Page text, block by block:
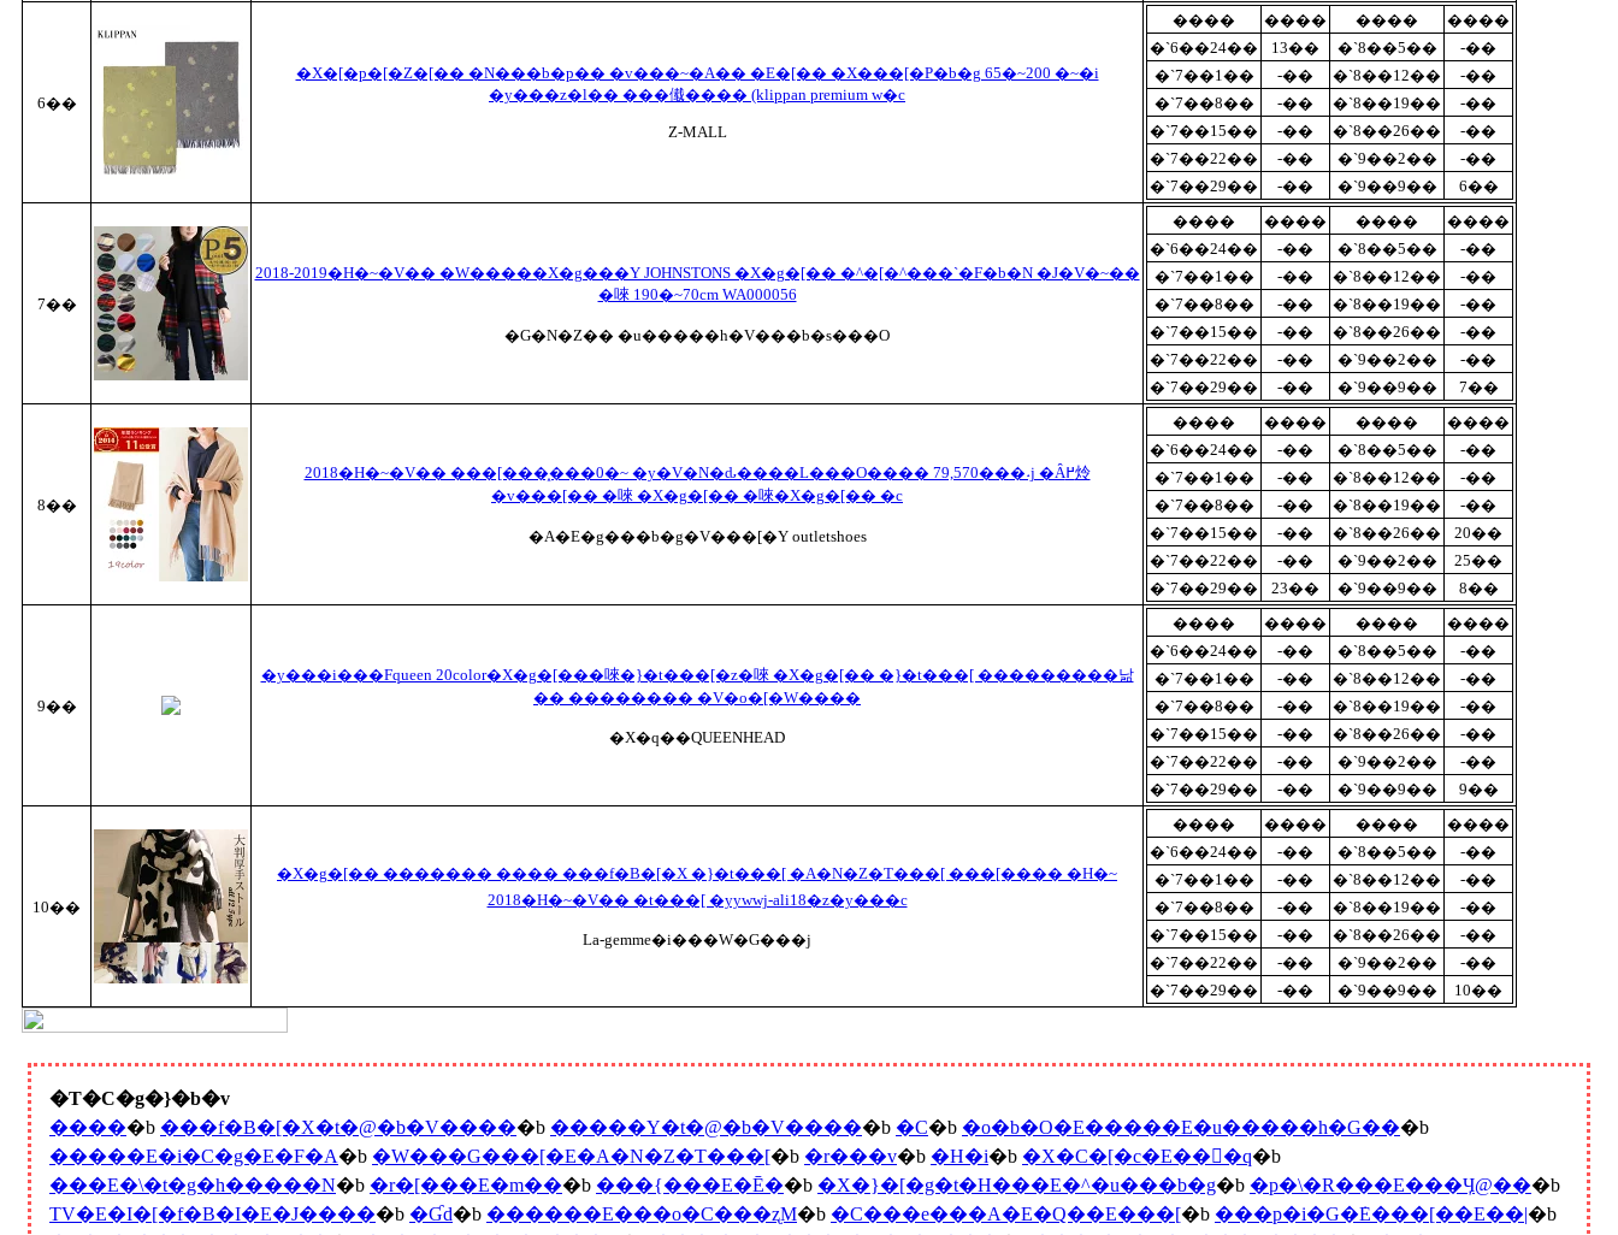
6��
�X�[�p�[�Z�[�� �N���b�p�� �v���~�A�� �E�[�� �X���[�P�b�g 65�~200 �~�i
�y���z�l�� ���傤���� (klippan premium w�c
Z-MALL
���� ���� ����
����
�`6��24��
13�� �`8��5��
-��
�`7��1��
-�� �`8��12��
-��
�`7��8��
-�� �`8��19��
-��
�`7��15��
-�� �`8��26��
-��
�`7��22��
-�� �`9��2��
-��
�`7��29��
-�� �`9��9�� 6��
7��
2018-2019�H�~�V�� �W�����X�g���Y JOHNSTONS �X�g�[�� �^�[�^���`�F�b�N �J�V�~��
�唻 190�~70cm WA000056
�G�N�Z�� �u�����h�V���b�s���O
���� ���� ����
����
�`6��24��
-�� �`8��5��
-��
�`7��1��
-�� �`8��12��
-��
�`7��8��
-�� �`8��19��
-��
�`7��15��
-�� �`8��26��
-��
�`7��22��
-�� �`9��2��
-��
�`7��29��
-�� �`9��9�� 7��
8��
2018�H�~�V�� ���[���֑���0�~ �y�V�N�ԃ����L���O���� 79,570���˔j �Ȃ߂炩
�v���[�� �唻 �X�g�[�� �唻�X�g�[�� �c
�A�E�g���b�g�V���[�Y outletshoes
���� ���� ����
����
�`6��24��
-�� �`8��5��
-��
�`7��1��
-�� �`8��12��
-��
�`7��8��
-�� �`8��19��
-��
�`7��15��
-�� �`8��26��
20��
�`7��22��
-�� �`9��2��
25��
�`7��29��
23�� �`9��9�� 8��
9��
�y���i���Fqueen 20color�X�g�[���唻�}�t���[�z�唻 �X�g�[�� �}�t���[ ���������낢
�� �������� �V�o�[�W����
�X�q��QUEENHEAD
���� ���� ����
����
�`6��24��
-�� �`8��5��
-��
�`7��1��
-�� �`8��12��
-��
�`7��8��
-�� �`8��19��
-��
�`7��15��
-�� �`8��26��
-��
�`7��22��
-�� �`9��2��
-��
�`7��29��
-�� �`9��9�� 9��
10��
�X�g�[�� ������� ���� ���f�B�[�X �}�t���[ �A�N�Z�T���[ ���[���� �H�~
2018�H�~�V�� �t���[ �yywwj-ali18�z�y���c
La-gemme�i���W�G���j
���� ���� ����
����
�`6��24��
-�� �`8��5��
-��
�`7��1��
-�� �`8��12��
-��
�`7��8��
-�� �`8��19��
-��
�`7��15��
-�� �`8��26��
-��
�`7��22��
-�� �`9��2��
-��
�`7��29��
-�� �`9��9�� 10��
�T�C�g�}�b�v
�����b ���f�B�[�X�t�@�b�V�����b �����Y�t�@�b�V�����b �C�b �o�b�O�E�����E�u�����h�G���b
�����E�i�C�g�E�F�A�b �W���G���[�E�A�N�Z�T���[�b �r���v�b �H�i�b �X�C�[�c�E���َq�b
���E�\�t�g�h�����N�b �r�[���E�m���b ���{���E�Ē��b �X�}�[�g�t�H���E�^�u���b�g�b �p�\�R���E���Ӌ@���b
TV�E�I�[�f�B�I�E�J�����b �Ɠd�b ������E���o�C���ʐM�b �C���e���A�E�Q��E���[�b ���p�i�G�݁E���[��E��|�b